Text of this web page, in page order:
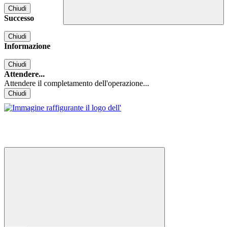
Chiudi
Successo
Chiudi
Informazione
Chiudi
Attendere...
Attendere il completamento dell'operazione...
Chiudi